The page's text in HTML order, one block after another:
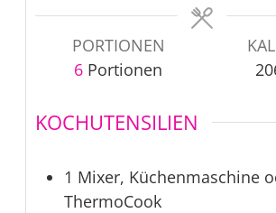
PORTIONEN
6 Portionen
KOCHUTENSILIEN
1 Mixer, Küchenmaschine
ThermoCook